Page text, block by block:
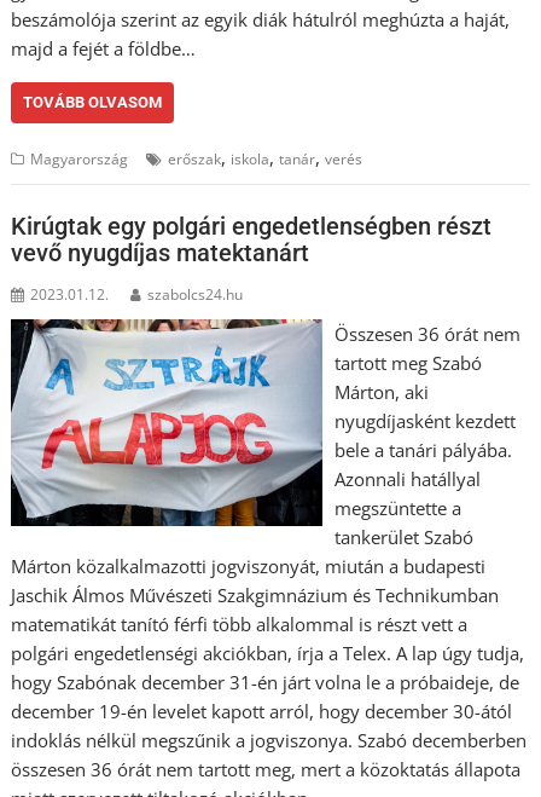
beszámolója szerint az egyik diák hátulról meghúzta a haját,
majd a fejét a földbe…
TOVÁBB OLVASOM
Magyarország erőszak, iskola,tanár,verés
Kirúgtak egy polgári engedetlenségben részt
vevő nyugdíjas matektanárt
2023.01.12. szabolcs24.hu
Összesen 36 órát nem
tartott meg Szabó
Márton, aki
nyugdíjasként kezdett
bele a tanári pályába.
Azonnali hatállyal
megszüntette a
tankerület Szabó
Márton közalkalmazotti jogviszonyát, miután a budapesti
Jaschik Álmos Művészeti Szakgimnázium és Technikumban
matematikát tanító férfi több alkalommal is részt vett a
polgári engedetlenségi akciókban, írja a Telex. A lap úgy tudja,
hogy Szabónak december 31-én járt volna le a próbaideje, de
december 19-én levelet kapott arról, hogy december 30-ától
indoklás nélkül megszűnik a jogviszonya. Szabó decemberben
összesen 36 órát nem tartott meg, mert a közoktatás állapota